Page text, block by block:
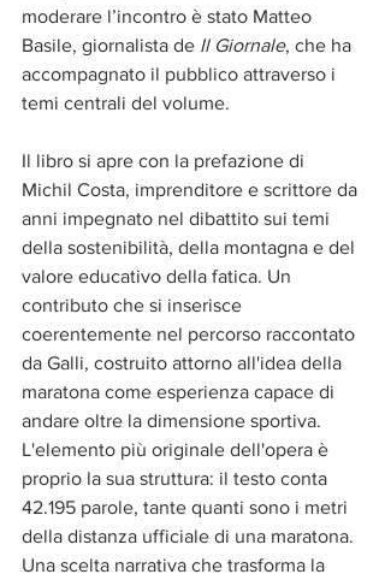
moderare l’incontro è stato Matteo
Basile, giornalista de Il Giornale, che ha
accompagnato il pubblico attraverso i
temi centrali del volume.
Il libro si apre con la prefazione di
Michil Costa, imprenditore e scrittore da
anni impegnato nel dibattito sui temi
della sostenibilità, della montagna e del
valore educativo della fatica. Un
contributo che si inserisce
coerentemente nel percorso raccontato
da Galli, costruito attorno all'idea della
maratona come esperienza capace di
andare oltre la dimensione sportiva.
L'elemento più originale dell'opera è
proprio la sua struttura: il testo conta
42.195 parole, tante quanti sono i metri
della distanza ufficiale di una maratona.
Una scelta narrativa che trasforma la